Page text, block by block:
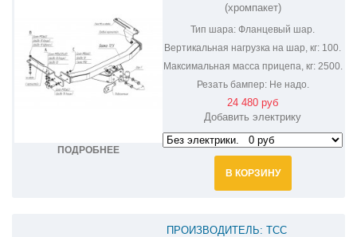
ПОДРОБНЕЕ
(хромпакет)
Тип шара: Фланцевый шар.
Вертикальная нагрузка на шар, кг: 100.
Максимальная масса прицепа, кг:2500.
Резать бампер:Не надо.
24 480 руб
Добавить электрику
В КОРЗИНУ
ПРОИЗВОДИТЕЛЬ: ТСС